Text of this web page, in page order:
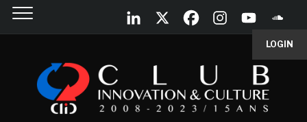
LOGIN